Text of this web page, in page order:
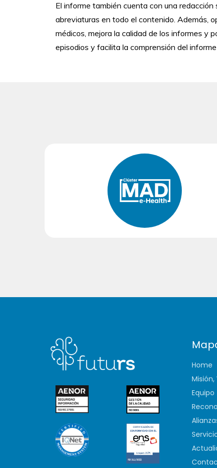
El informe también cuenta con una
abreviaturas en todo el contenido. Además,
médicos, mejora la calidad de los informes y
episodios y facilita la comprensión del
Home
Misión,
Equipo